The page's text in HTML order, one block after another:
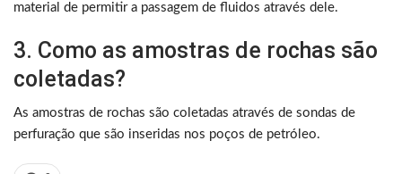
material de permitir a passagem de fluidos através dele.
3. Como as amostras de rochas são
coletadas?
As amostras de rochas são coletadas através de sondas de
perfuração que são inseridas nos poços de petróleo.